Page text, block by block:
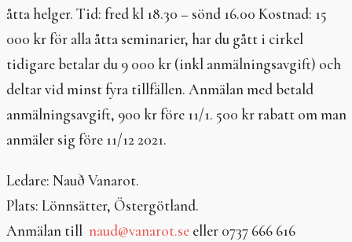
åtta helger. Tid: fred kl 18.30 – sönd 16.00 Kostnad: 15
000 kr för alla åtta seminarier, har du gått i cirkel
tidigare betalar du 9 000 kr (inkl anmälningsavgift) och
deltar vid minst fyra tillfällen. Anmälan med betald
anmälningsavgift, 900 kr före 11/1. 500 kr rabatt om man
anmäler sig före 11/12 2021.
Ledare: Nauð Vanarot.
Plats: Lönnsätter, Östergötland.
Anmälan till naud@vanarot.se eller 0737 666 616